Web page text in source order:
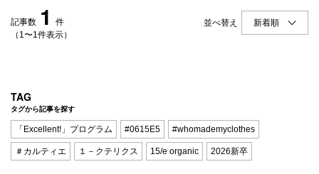
記事数 1
件
（1〜1件表示）
並べ替え
TAG
タグから記事を探す
「Excellent!」プログラム #0615E5 #whomademyclothes
＃カルティエ １－クテリクス 15/e organic 2026新卒